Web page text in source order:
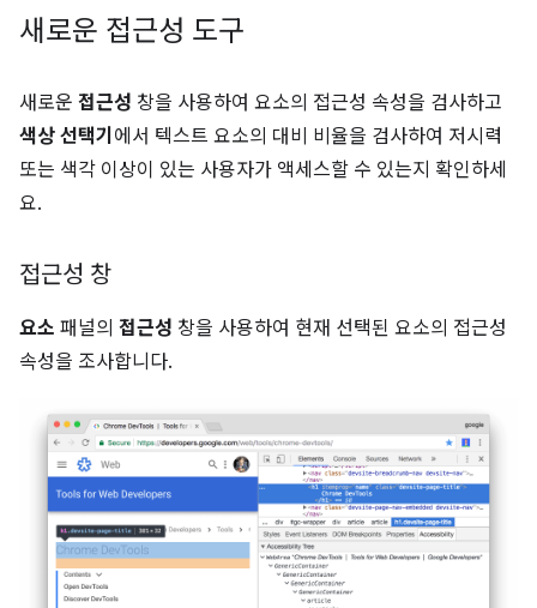
새로운 접근성 도구
새로운 접근성 창을 사용하여 요소의 접근성 속성을 검사하고
색상 선택기 에서 텍스트 요소의 대비 비율을 검사하여 저시력
또는 색각 이상이 있는 사용자가 액세스할 수 있는지 확인하세
요.
접근성 창
요소 패널의 접근성 창을 사용하여 현재 선택된 요소의 접근성
속성을 조사합니다.